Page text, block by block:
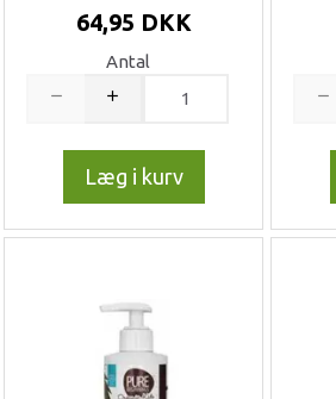
64,95 DKK
Antal
Læg i kurv